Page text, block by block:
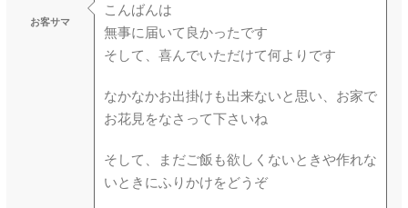
お客サマ
こんばんは
無事に届いて良かったです
そして、喜んでいただけて何よりです
なかなかお出掛けも出来ないと思い、お家で
お花見をなさって下さいね
そして、まだご飯も欲しくないときや作れな
いときにふりかけをどうぞ